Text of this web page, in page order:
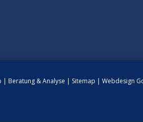
| Beratung & Analyse | Sitemap |Webdesign